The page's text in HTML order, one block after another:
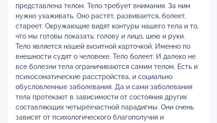
представлена телом. Тело требует внимания. За ним
нужно ухаживать. Оно растёт, развивается, болеет,
стареет. Окружающие видят контуры нашего тела и то,
что мы готовы показать: голову и лицо, шею и руки.
Тело является нашей визитной карточкой. Именно по
внешности судят о человеке. Тело болеет. И далеко не
все болезни тела ограничиваются самим телом. Есть и
психосоматические расстройства, и социально
обусловленные заболевания. Да и сами заболевания
тела протекают в зависимости от состояния других
составляющих четырёхчастной парадигмы. Они очень
зависят от психологического благополучия и